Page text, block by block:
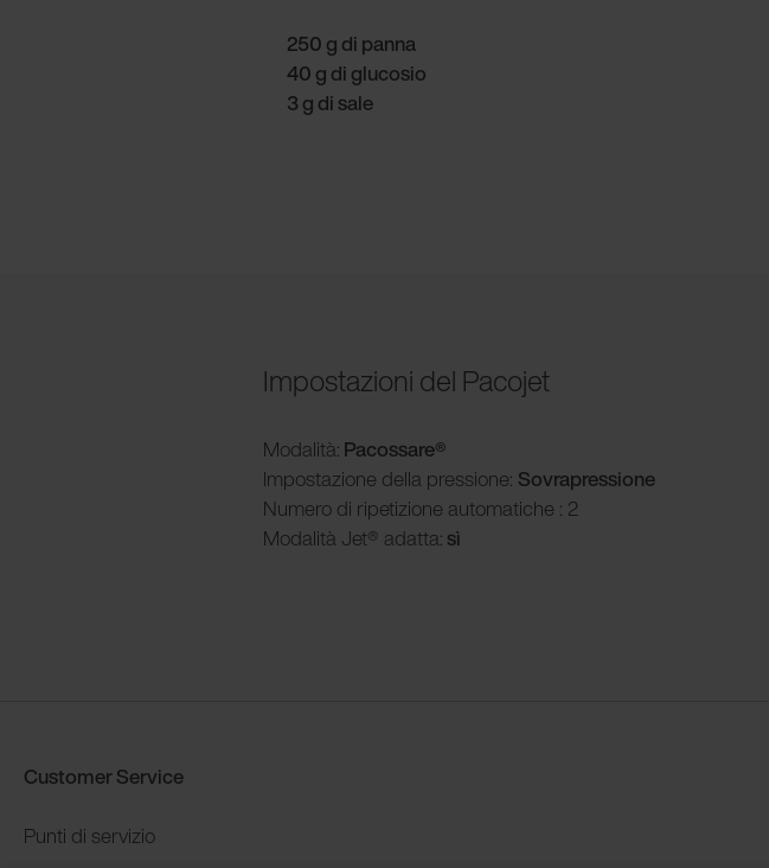
250 g di panna
40 g di glucosio
3 g di sale
Impostazioni del Pacojet
Modalità: Pacossare®
Impostazione della pressione: Sovrapressione
Numero di ripetizione automatiche : 2
Modalità Jet® adatta:sì
Customer Service
Punti di servizio